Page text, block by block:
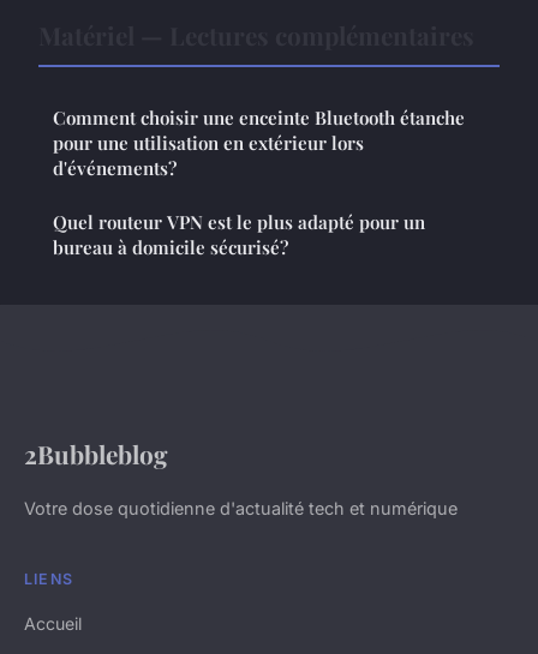
Comment choisir une enceinte Bluetooth étanche
pour une utilisation en extérieur lors
d'événements?
Quel routeur VPN est le plus adapté pour un
bureau à domicile sécurisé?
2Bubbleblog
Votre dose quotidienne d'actualité tech et numérique
LIENS
Accueil